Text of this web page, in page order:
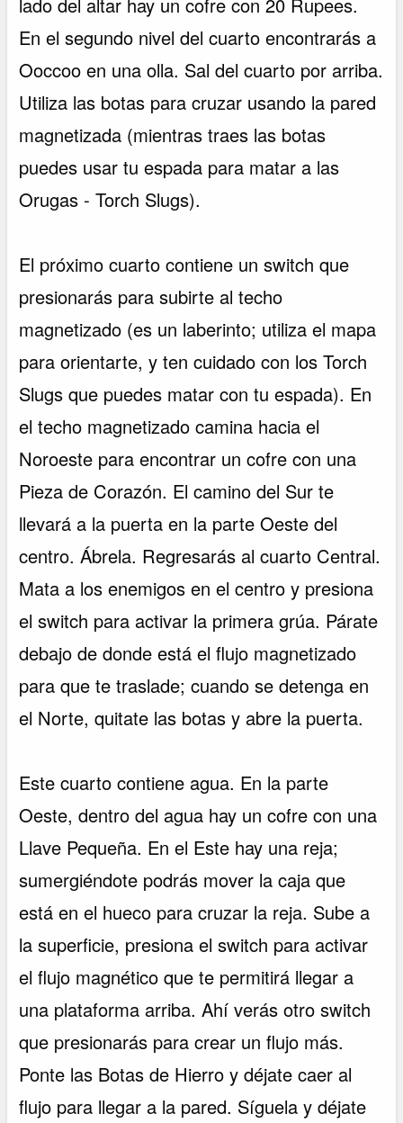
lado del altar hay un cofre con 20 Rupees.
En el segundo nivel del cuarto encontrarás a
Ooccoo en una olla. Sal del cuarto por arriba.
Utiliza las botas para cruzar usando la pared
magnetizada (mientras traes las botas
puedes usar tu espada para matar a las
Orugas - Torch Slugs).
El próximo cuarto contiene un switch que
presionarás para subirte al techo
magnetizado (es un laberinto; utiliza el mapa
para orientarte, y ten cuidado con los Torch
Slugs que puedes matar con tu espada). En
el techo magnetizado camina hacia el
Noroeste para encontrar un cofre con una
Pieza de Corazón. El camino del Sur te
llevará a la puerta en la parte Oeste del
centro. Ábrela. Regresarás al cuarto Central.
Mata a los enemigos en el centro y presiona
el switch para activar la primera grúa. Párate
debajo de donde está el flujo magnetizado
para que te traslade; cuando se detenga en
el Norte, quitate las botas y abre la puerta.
Este cuarto contiene agua. En la parte
Oeste, dentro del agua hay un cofre con una
Llave Pequeña. En el Este hay una reja;
sumergiéndote podrás mover la caja que
está en el hueco para cruzar la reja. Sube a
la superficie, presiona el switch para activar
el flujo magnético que te permitirá llegar a
una plataforma arriba. Ahí verás otro switch
que presionarás para crear un flujo más.
Ponte las Botas de Hierro y déjate caer al
flujo para llegar a la pared. Síguela y déjate